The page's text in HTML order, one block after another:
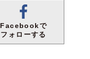
Facebookで
フォローする